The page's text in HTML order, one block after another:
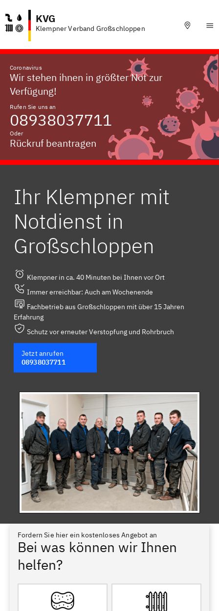
KVG
Klempner Verband Großschloppen
Coronavirus
Wir stehen ihnen in größter Not zur
Verfügung!
Rufen Sie uns an
08938037711
Oder
Rückruf beantragen
Ihr Klempner mit
Notdienst in
Großschloppen
Klempner in ca. 40 Minuten bei Ihnen vor Ort
Immer erreichbar: Auch am Wochenende
Fachbetrieb aus Großschloppen mit über 15 Jahren
Erfahrung
Schutz vor erneuter Verstopfung und Rohrbruch
Jetzt anrufen
08938037711
Fordern Sie hier ein kostenloses Angebot an
Bei was können wir Ihnen
helfen?